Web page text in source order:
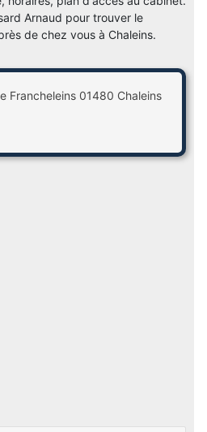
Arnaud pour trouver le
de chez vous à Chaleins.
Francheleins 01480 Chaleins